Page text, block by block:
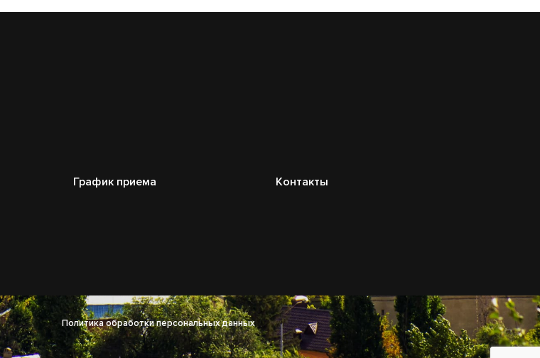
График приема Контакты
Политика обработки персональных данных